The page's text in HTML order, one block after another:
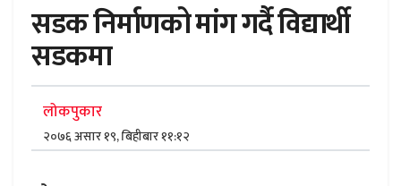
सडक निर्माणको मांग गर्दै विद्यार्थी
सडकमा
लोकपुकार
२०७६ असार १९, बिहीबार ११:१२